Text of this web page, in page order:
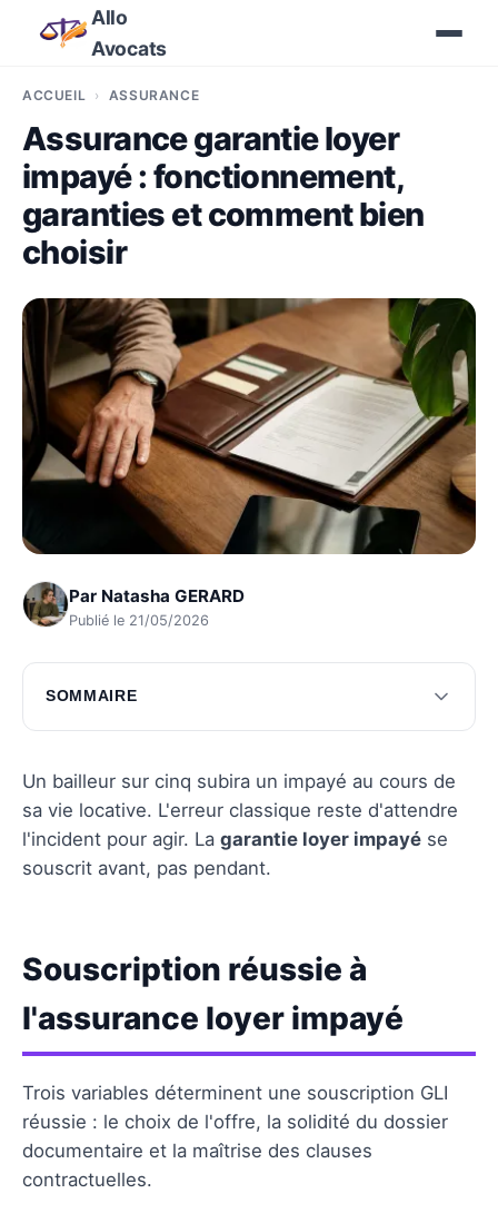
Allo
Avocats
ACCUEIL ASSURANCE
Assurance garantie loyer
impayé : fonctionnement,
garanties et comment bien
choisir
Par Natasha GERARD
Publié le 21/05/2026
SOMMAIRE
Souscription réussie à l'assurance loyer
Stratégies pour éviter les loyers impayés
Questions fréquentes
Un bailleur sur cinq subira un impayé au cours de
sa vie locative. L'erreur classique reste d'attendre
l'incident pour agir. La garantie loyer impayé se
souscrit avant, pas pendant.
Souscription réussie à
l'assurance loyer impayé
Trois variables déterminent une souscription GLI
réussie : le choix de l'offre, la solidité du dossier
documentaire et la maîtrise des clauses
contractuelles.